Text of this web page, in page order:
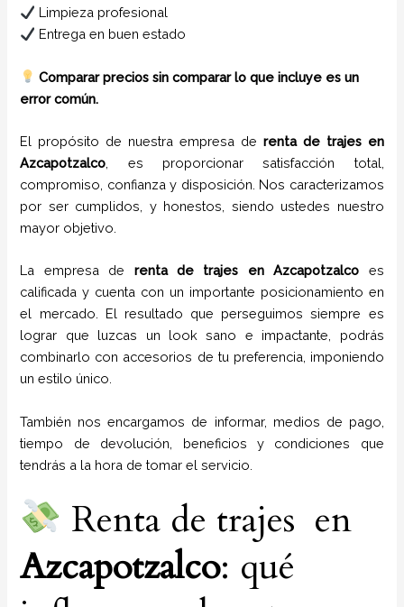
Limpieza profesional
Entrega en buen estado
Comparar precios sin comparar lo que incluye es un
error común.
El propósito de nuestra empresa de renta de trajes en
Azcapotzalco , es proporcionar satisfacción total,
compromiso, confianza y disposición. Nos caracterizamos
por ser cumplidos, y honestos, siendo ustedes nuestro
mayor objetivo.
La empresa de renta de trajes enAzcapotzalco
es
calificada y cuenta con un importante posicionamiento en
el mercado. El resultado que perseguimos siempre es
lograr que luzcas un look sano e impactante, podrás
combinarlo con accesorios de tu preferencia, imponiendo
un estilo único.
También nos encargamos de informar, medios de pago,
tiempo de devolución, beneficios y condiciones que
tendrás a la hora de tomar el servicio.
Renta de trajes en
Azcapotzalco: qué